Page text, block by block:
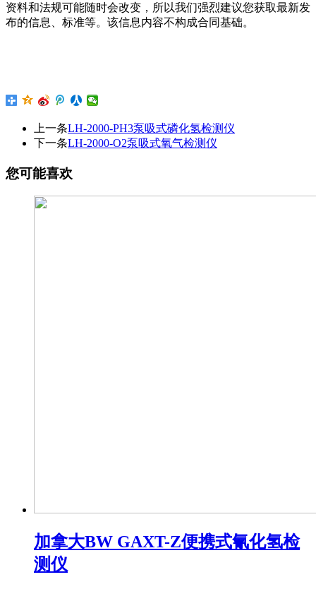
资料和法规可能随时会改变，所以我们强烈建议您获取最新发
布的信息、标准等。该信息内容不构成合同基础。
上一条LH-2000-PH3泵吸式磷化氢检测仪
下一条LH-2000-O2泵吸式氧气检测仪
您可能喜欢
加拿大BW GAXT-Z便携式氰化氢检
测仪